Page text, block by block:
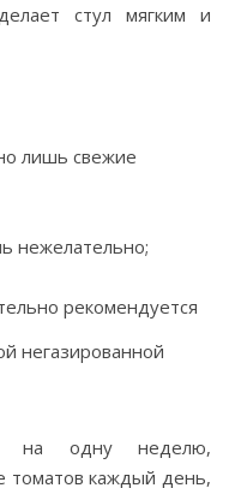
стул мягким и
лишь свежие
нежелательно;
рекомендуется
негазированной
на одну неделю,
томатов каждый день,